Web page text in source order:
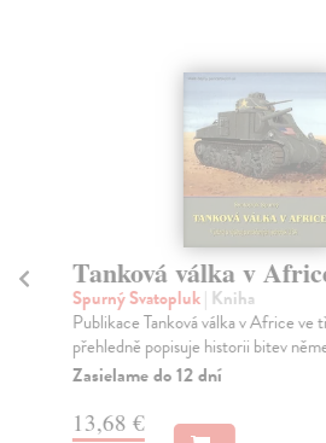
Tanková válka v
Spurný Svatopluk| Kniha
Publikace Tanková válka v Africe ve
přehledně popisuje historii bitev
Zasielame do 12 dní
13,68 €